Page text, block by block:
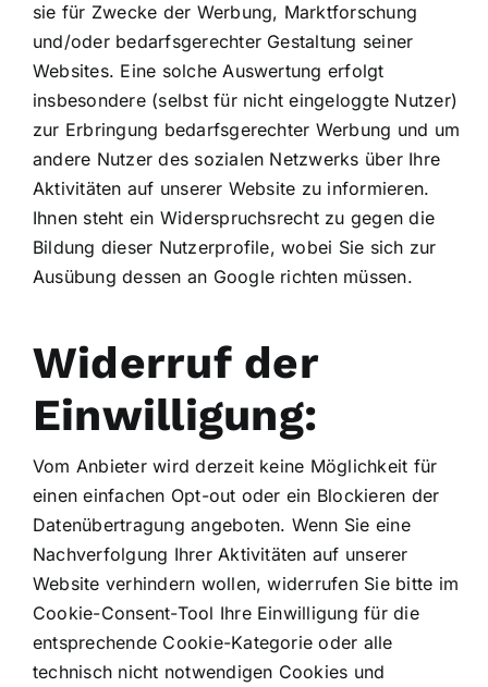
sie für Zwecke der Werbung, Marktforschung
und/oder bedarfsgerechter Gestaltung seiner
Websites. Eine solche Auswertung erfolgt
insbesondere (selbst für nicht eingeloggte Nutzer)
zur Erbringung bedarfsgerechter Werbung und um
andere Nutzer des sozialen Netzwerks über Ihre
Aktivitäten auf unserer Website zu informieren.
Ihnen steht ein Widerspruchsrecht zu gegen die
Bildung dieser Nutzerprofile, wobei Sie sich zur
Ausübung dessen an Google richten müssen.
Widerruf der
Einwilligung:
Vom Anbieter wird derzeit keine Möglichkeit für
einen einfachen Opt-out oder ein Blockieren der
Datenübertragung angeboten. Wenn Sie eine
Nachverfolgung Ihrer Aktivitäten auf unserer
Website verhindern wollen, widerrufen Sie bitte im
Cookie-Consent-Tool Ihre Einwilligung für die
entsprechende Cookie-Kategorie oder alle
technisch nicht notwendigen Cookies und